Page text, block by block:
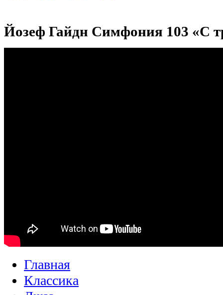
Йозеф Гайдн Симфония 103 «С
Главная
Классика